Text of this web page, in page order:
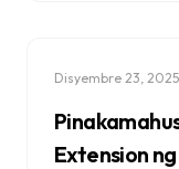
Disyembre 23, 2025
Extension